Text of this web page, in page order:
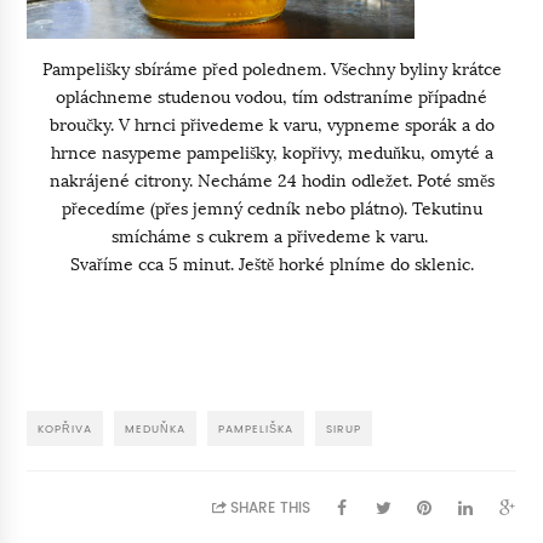
Pampelišky sbíráme před polednem. Všechny byliny krátce
opláchneme studenou vodou, tím odstraníme případné
broučky. V hrnci přivedeme k varu, vypneme sporák a do
hrnce nasypeme pampelišky, kopřivy, meduňku, omyté a
nakrájené citrony. Necháme 24 hodin odležet. Poté směs
přecedíme (přes jemný cedník nebo plátno). Tekutinu
smícháme s cukrem a přivedeme k varu.
Svaříme cca 5 minut. Ještě horké plníme do sklenic.
KOPŘIVA MEDUŇKA PAMPELIŠKA SIRUP
SHARE THIS